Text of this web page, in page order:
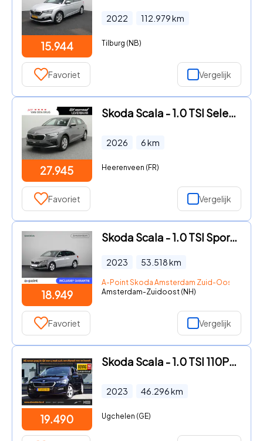
15.944
2022 112.979km
Tilburg (NB)
Favoriet Vergelijk
27.945
Skoda Scala - 1.0 TSI Selection | Trekhaak | Cruise control | Parkeersenso
2026 6km
Heerenveen (FR)
Favoriet Vergelijk
18.949
Skoda Scala - 1.0 TSI Sport Business 110 pk | Navigatie via App | Parkeers
2023 53.518km
A-Point Skoda Amsterdam Zuid-Oost
Amsterdam-Zuidoost (NH)
Favoriet Vergelijk
19.490
Skoda Scala - 1.0 TSI 110PK Sport Business | Org. NL | BOVAG Garantie | 16
2023 46.296km
Ugchelen (GE)